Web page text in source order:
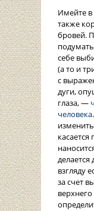
Имейте
также
бровей.
себе
(а то и
с
дуги,
глаза, —
человека
делается
взгляду
за счет